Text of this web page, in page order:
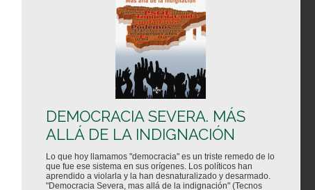
DEMOCRACIA SEVERA. MÁS
ALLÁ DE LA INDIGNACIÓN
Lo que hoy llamamos "democracia" es un triste remedo de lo
que fue ese sistema en sus orígenes. Los políticos han
aprendido a violarla y la han desnaturalizado y desarmado.
"Democracia Severa, mas allá de la indignación" (Tecnos